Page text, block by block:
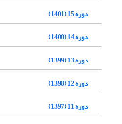
دوره 15 (1401)
دوره 14 (1400)
دوره 13 (1399)
دوره 12 (1398)
دوره 11 (1397)